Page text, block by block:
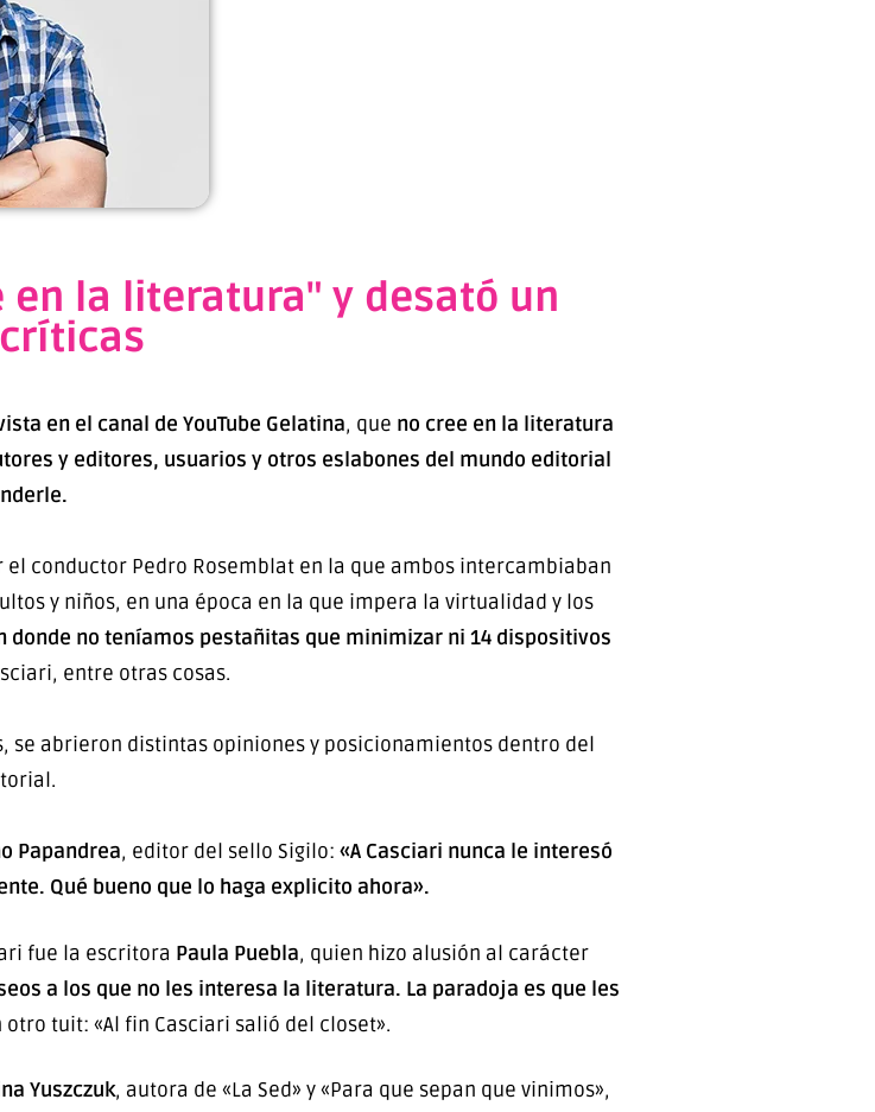
en la literatura" y desató un
en el canal de YouTube Gelatina, que no cree en la literatura
y editores, usuarios y otros eslabones del mundo editorial
conductor Pedro Rosemblat en la que ambos intercambiaban
y niños, en una época en la que impera la virtualidad y los
donde no teníamos pestañitas que minimizar ni 14 dispositivos
entre otras cosas.
se abrieron distintas opiniones y posicionamientos dentro del
Papandrea, editor del sello Sigilo: «A Casciari nunca le interesó
Qué bueno que lo haga explicito ahora».
fue la escritora Paula Puebla, quien hizo alusión al carácter
a los que no les interesa la literatura. La paradoja es que les
otro tuit: «Al fin Casciari salió del closet».
Yuszczuk, autora de «La Sed» y «Para que sepan que vinimos»,